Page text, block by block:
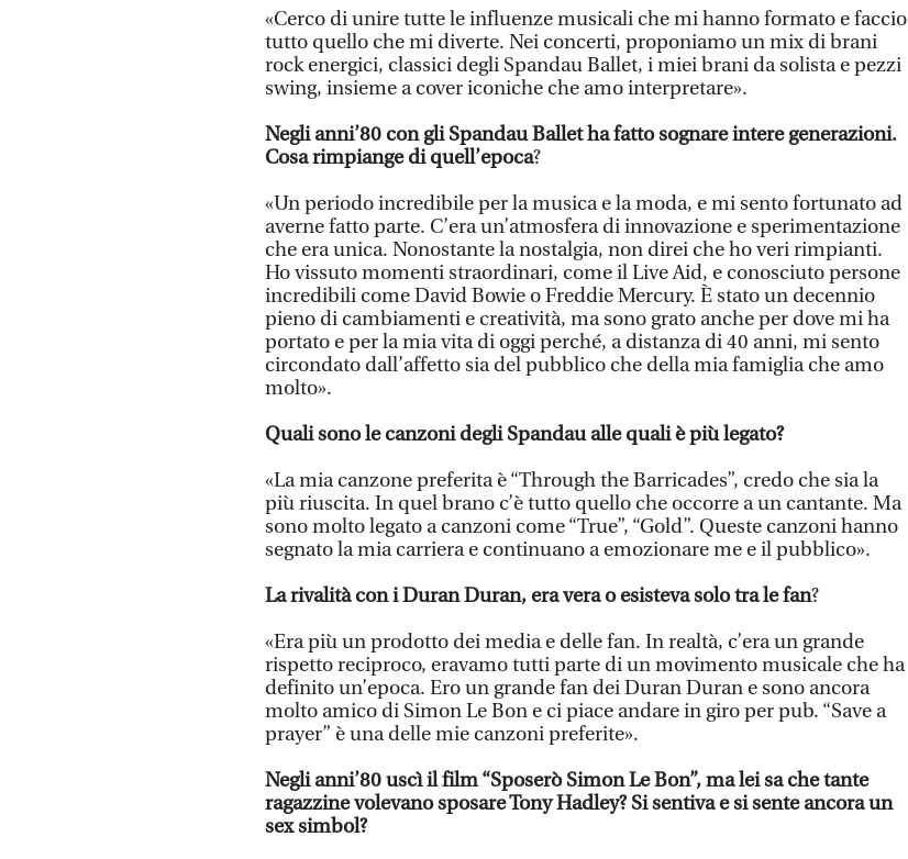
«Cerco di unire tutte le influenze musicali che mi hanno formato e faccio
tutto quello che mi diverte. Nei concerti, proponiamo un mix di brani
rock energici, classici degli Spandau Ballet, i miei brani da solista e pezzi
swing, insieme a cover iconiche che amo interpretare».
Negli anni’80 con gli Spandau Ballet ha fatto sognare intere generazioni.
Cosa rimpiange di quell’epoca?
«Un periodo incredibile per la musica e la moda, e mi sento fortunato ad
averne fatto parte. C’era un’atmosfera di innovazione e sperimentazione
che era unica. Nonostante la nostalgia, non direi che ho veri rimpianti.
Ho vissuto momenti straordinari, come il Live Aid, e conosciuto persone
incredibili come David Bowie o Freddie Mercury. È stato un decennio
pieno di cambiamenti e creatività, ma sono grato anche per dove mi ha
portato e per la mia vita di oggi perché, a distanza di 40 anni, mi sento
circondato dall’affetto sia del pubblico che della mia famiglia che amo
molto».
Quali sono le canzoni degli Spandau alle quali è più legato?
«La mia canzone preferita è “Through the Barricades”, credo che sia la
più riuscita. In quel brano c’è tutto quello che occorre a un cantante. Ma
sono molto legato a canzoni come “True”, “Gold”. Queste canzoni hanno
segnato la mia carriera e continuano a emozionare me e il pubblico».
La rivalità con i Duran Duran, era vera o esisteva solo tra le fan?
«Era più un prodotto dei media e delle fan. In realtà, c’era un grande
rispetto reciproco, eravamo tutti parte di un movimento musicale che ha
definito un’epoca. Ero un grande fan dei Duran Duran e sono ancora
molto amico di Simon Le Bon e ci piace andare in giro per pub. “Save a
prayer” è una delle mie canzoni preferite».
Negli anni’80 uscì il film “Sposerò Simon Le Bon”, ma lei sa che tante
ragazzine volevano sposare Tony Hadley? Si sentiva e si sente ancora un
sex simbol?